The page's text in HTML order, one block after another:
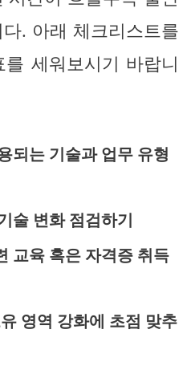
. 아래 체크리스트를
세워보시기 바랍니
되는 기술과 업무 유형
술 변화 점검하기
교육 혹은 자격증 취득
영역 강화에 초점 맞추